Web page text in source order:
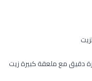
دقيق مع ملعقة كبيرة زيت